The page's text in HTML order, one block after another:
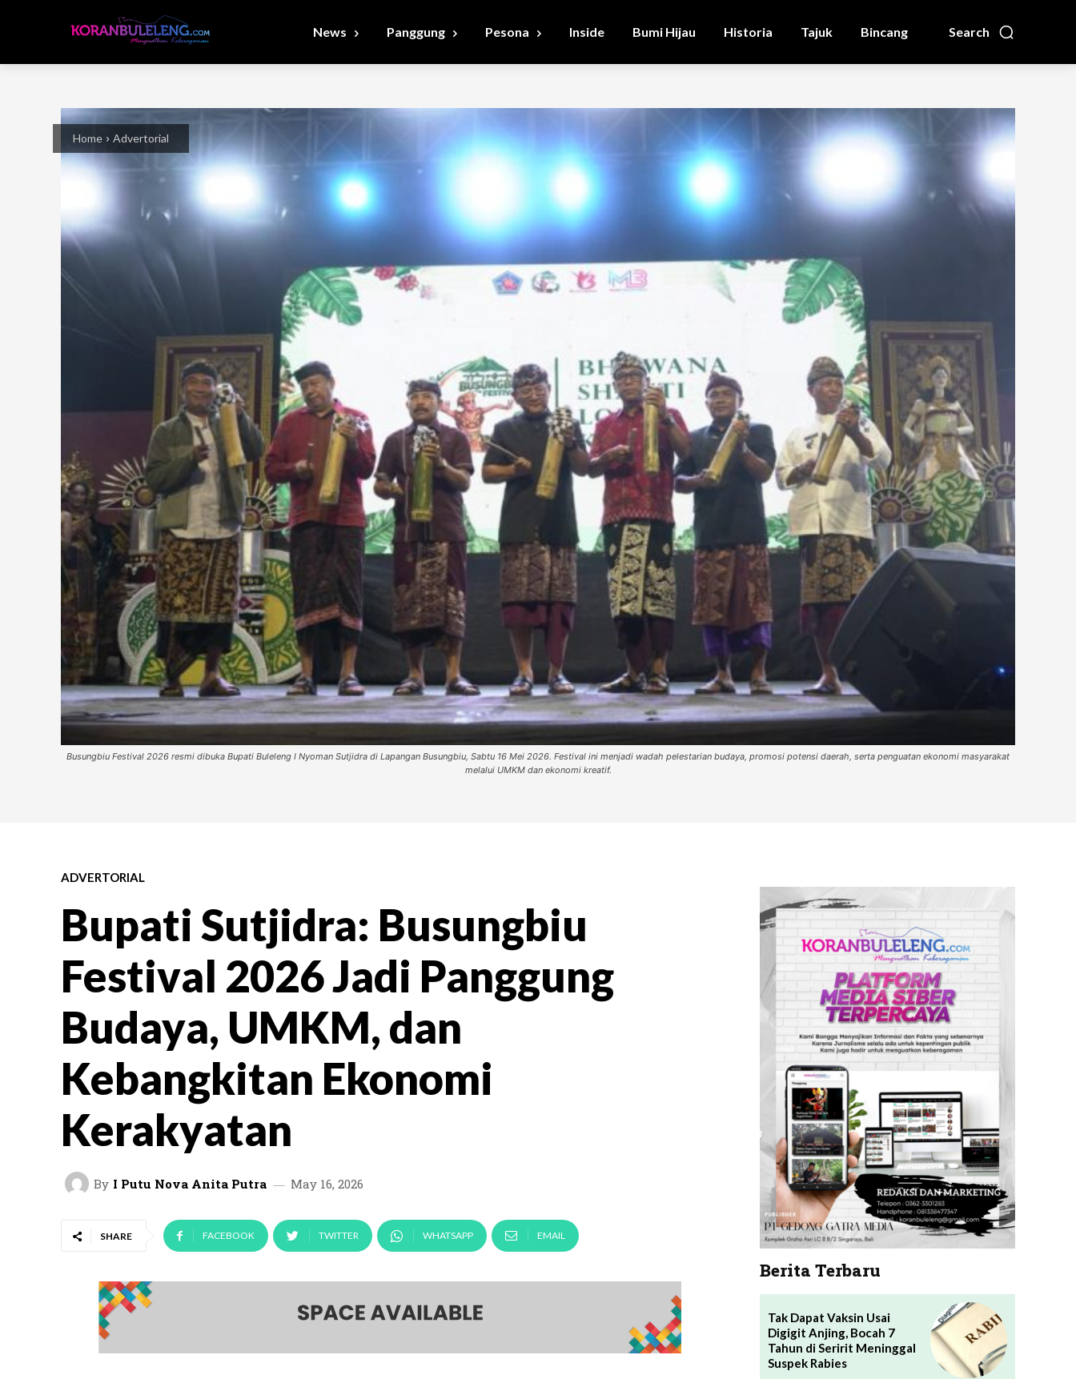
Search
News Panggung Pesona Inside Bumi Hijau Historia Tajuk Bincang
Home Advertorial
Busungbiu Festival 2026 resmi dibuka Bupati Buleleng I Nyoman Sutjidra di Lapangan Busungbiu, Sabtu 16 Mei 2026. Festival ini menjadi wadah pelestarian budaya, promosi potensi daerah, serta penguatan ekonomi masyarakat
melalui UMKM dan ekonomi kreatif.
ADVERTORIAL
Bupati Sutjidra: Busungbiu
Festival 2026 Jadi Panggung
Budaya, UMKM, dan
Kebangkitan Ekonomi
Kerakyatan
By I Putu Nova Anita Putra May 16, 2026
SHARE FACEBOOK TWITTER WHATSAPP EMAIL
Berita Terbaru
Tak Dapat Vaksin Usai
Digigit Anjing, Bocah 7
Tahun di Seririt Meninggal
Suspek Rabies